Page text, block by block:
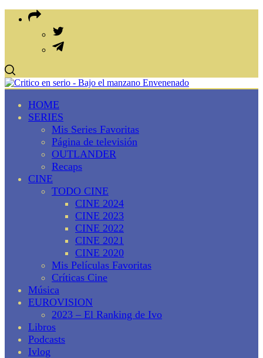
HOME
SERIES
Mis Series Favoritas
Página de televisión
OUTLANDER
Recaps
CINE
TODO CINE
CINE 2024
CINE 2023
CINE 2022
CINE 2021
CINE 2020
Mis Películas Favoritas
Críticas Cine
Música
EUROVISION
2023 – El Ranking de Ivo
Libros
Podcasts
Ivlog